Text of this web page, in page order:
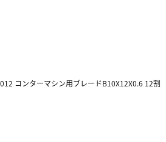
コンターマシン用ブレードB10X12X0.6 12割